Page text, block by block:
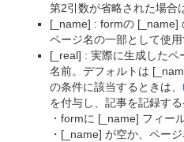
第2引数が省略された場合
[_name] : formの [_name]
ページ名の一部として使用
[_real] : 実際に生成した
名前。デフォルトは
の条件に該当するときは、
を付与し、記事を記録する
・formに [_name] フィー
・[_name] が空か、ペー